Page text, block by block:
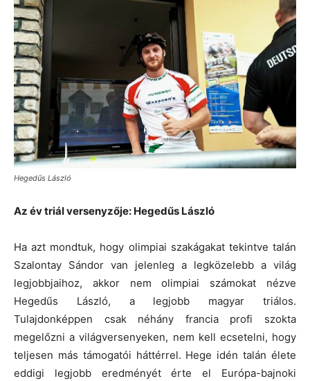
Hegedűs László
Az év triál versenyzője: Hegedűs László
Ha azt mondtuk, hogy olimpiai szakágakat tekintve talán
Szalontay Sándor van jelenleg a legközelebb a világ
legjobbjaihoz, akkor nem olimpiai számokat nézve
Hegedűs László, a legjobb magyar triálos.
Tulajdonképpen csak néhány francia profi szokta
megelőzni a világversenyeken, nem kell ecsetelni, hogy
teljesen más támogatói háttérrel. Hege idén talán élete
eddigi legjobb eredményét érte el Európa-bajnoki